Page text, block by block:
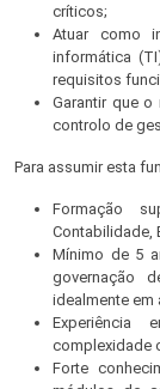
críticos;
Atuar como
informática
requisitos
Garantir que
controlo de
Para assumir esta
Formação
Contabilidade,
Mínimo de 5
governação
idealmente em
Experiência
complexidade
Forte